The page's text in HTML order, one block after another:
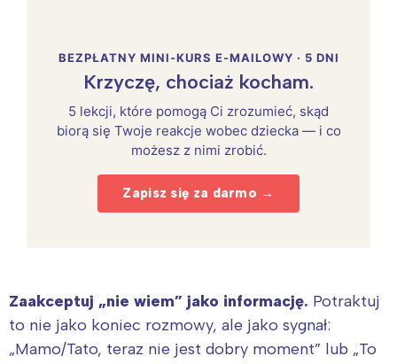
BEZPŁATNY MINI-KURS E-MAILOWY · 5 DNI
Krzyczę, chociaż kocham.
5 lekcji, które pomogą Ci zrozumieć, skąd
biorą się Twoje reakcje wobec dziecka — i co
możesz z nimi zrobić.
Zapisz się za darmo →
Zaakceptuj „nie wiem” jako informację. Potraktuj
to nie jako koniec rozmowy, ale jako sygnał:
„Mamo/Tato, teraz nie jest dobry moment” lub „To